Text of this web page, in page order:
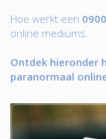
Hoe werkt een 0900
online mediums.
Ontdek hieronder
paranormaal